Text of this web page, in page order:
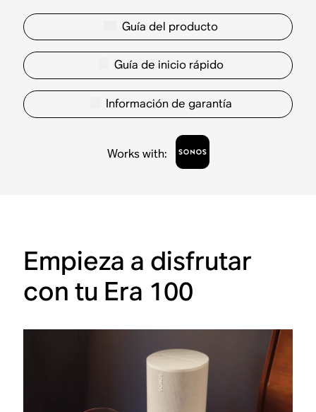
Guía del producto
Guía de inicio rápido
Información de garantía
Works with:
Empieza a disfrutar
con tu Era 100